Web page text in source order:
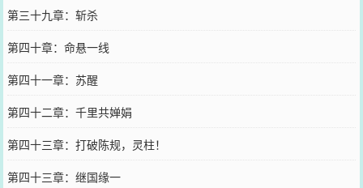
第三十九章：斩杀
第四十章：命悬一线
第四十一章：苏醒
第四十二章：千里共婵娟
第四十三章：打破陈规，灵柱！
第四十三章：继国缘一